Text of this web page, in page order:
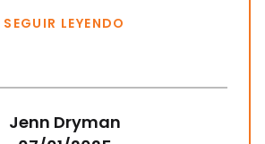
SEGUIR LEYENDO
Jenn Dryman